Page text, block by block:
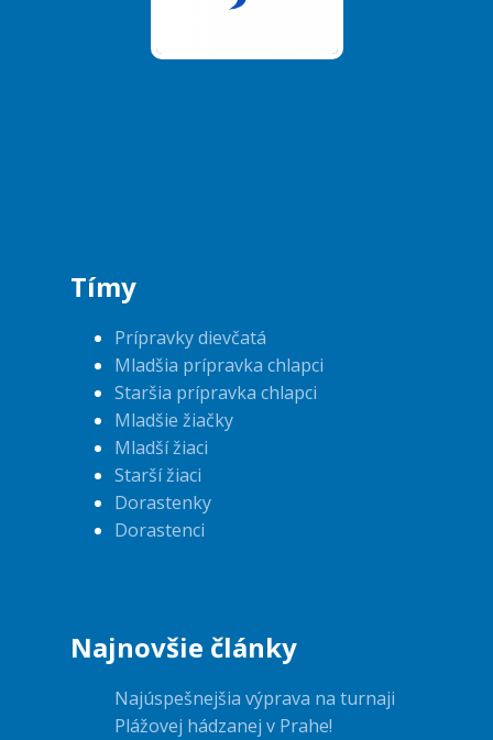
Tímy
Prípravky dievčatá
Mladšia prípravka chlapci
Staršia prípravka chlapci
Mladšie žiačky
Mladší žiaci
Starší žiaci
Dorastenky
Dorastenci
Najnovšie články
Najúspešnejšia výprava na turnaji
Plážovej hádzanej v Prahe!